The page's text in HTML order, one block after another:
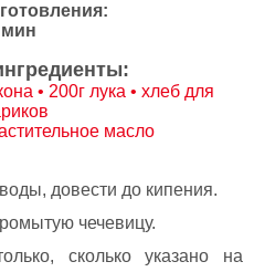
мин
• 200г лука • хлеб для
масло
довести до кипения.
чечевицу.
сколько указано на